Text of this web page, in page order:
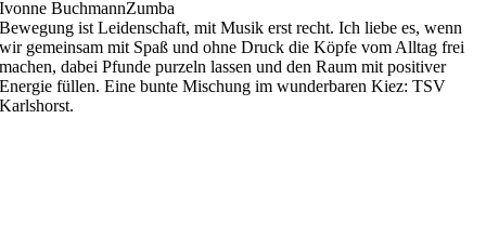
Ivonne BuchmannZumba
Bewegung ist Leidenschaft, mit Musik erst recht. Ich liebe es, wenn
wir gemeinsam mit Spaß und ohne Druck die Köpfe vom Alltag frei
machen, dabei Pfunde purzeln lassen und den Raum mit positiver
Energie füllen. Eine bunte Mischung im wunderbaren Kiez: TSV
Karlshorst.